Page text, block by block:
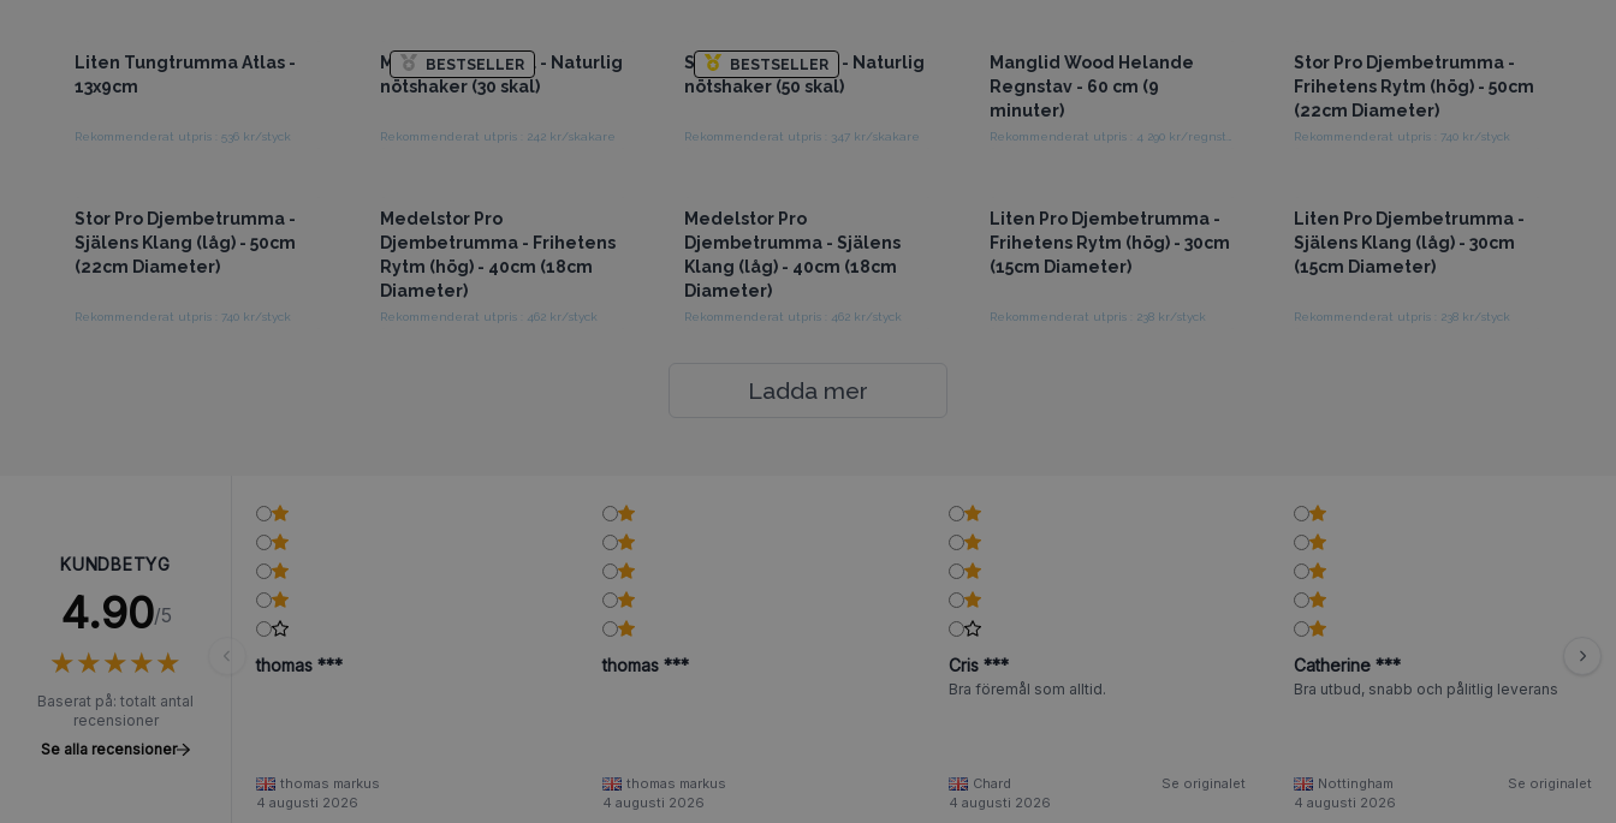
Liten Tungtrumma Atlas -
13x9cm
Rekommenderat utpris : 536 kr/styck
BESTSELLER
Med Pangi fröskal - Naturlig
nötshaker (30 skal)
Rekommenderat utpris : 242 kr/skakare
BESTSELLER
Stor Pangi fröskal - Naturlig
nötshaker (50 skal)
Rekommenderat utpris : 347 kr/skakare
Manglid Wood Helande
Regnstav - 60 cm (9
minuter)
Stor Pro Djembetrumma -
Frihetens Rytm (hög) - 50cm
(22cm Diameter)
Rekommenderat utpris : 740 kr/styck
Stor Pro Djembetrumma -
Själens Klang (låg) - 50cm
(22cm Diameter)
Rekommenderat utpris : 740 kr/styck
Medelstor Pro
Djembetrumma - Frihetens
Rytm (hög) - 40cm (18cm
Diameter)
Rekommenderat utpris : 462 kr/styck
Medelstor Pro
Djembetrumma - Själens
Klang (låg) - 40cm (18cm
Diameter)
Rekommenderat utpris : 462 kr/styck
Liten Pro Djembetrumma -
Frihetens Rytm (hög) - 30cm
(15cm Diameter)
Rekommenderat utpris : 238 kr/styck
Liten Pro Djembetrumma -
Själens Klang (låg) - 30cm
(15cm Diameter)
Rekommenderat utpris : 238 kr/styck
Ladda mer
KUNDBETYG
4.90/5
★★★★★
★★★★★
Baserat på: totalt antal
recensioner
Se alla recensioner
thomas ***
thomas markus
4 augusti 2026
thomas ***
thomas markus
4 augusti 2026
Cris ***
Bra föremål som alltid.
Chard
Se originalet
4 augusti 2026
Catherine ***
Bra utbud, snabb och pålitlig leverans
Nottingham
Se originalet
4 augusti 2026